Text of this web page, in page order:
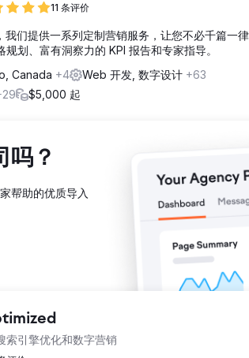
况，修复结构问题，提高网站速度。关键词研究
中。本地 SEO 和列表以及高 DA 链接建设
Google 上关键业务领域术语的首页排名中名列
群和案件量扩大。
11 条评价
我们提供一系列定制营销服务，让您不必千篇一
划、富有洞察力的 KPI 报告和专家指导。
Canada +4 Web 开发, 数字设计 +63
$5,000 起
吗？
帮助的优质导入
索引擎优化和数字营销